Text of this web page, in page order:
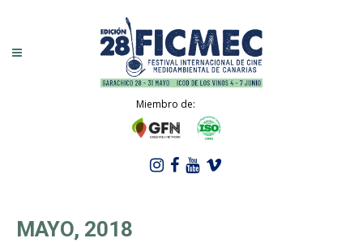
Miembro de:
MAYO, 2018